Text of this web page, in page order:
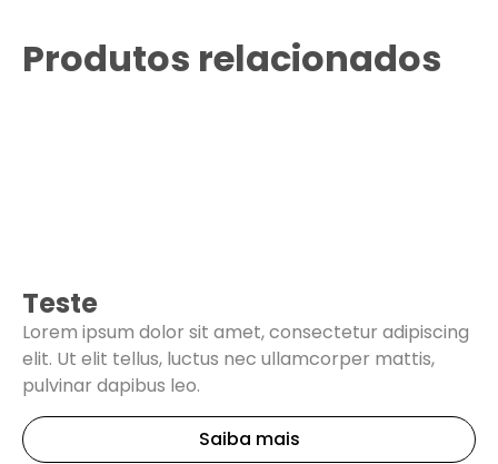
Produtos relacionados
Teste
Lorem ipsum dolor sit amet, consectetur adipiscing
elit. Ut elit tellus, luctus nec ullamcorper mattis,
pulvinar dapibus leo.
Saiba mais